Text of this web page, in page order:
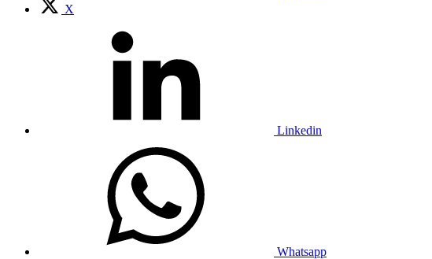
X
Linkedin
Whatsapp